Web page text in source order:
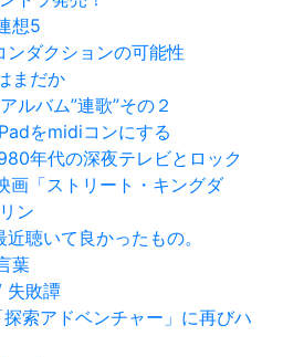
連想5
ダクションの可能性
まだか
バム”連歌”その２
をmidiコンにする
年代の深夜テレビとロック
「ストリート・キングダ
ン
聴いて良かったもの。
/ 言葉
/ 失敗譚
索アドベンチャー」に再びハ